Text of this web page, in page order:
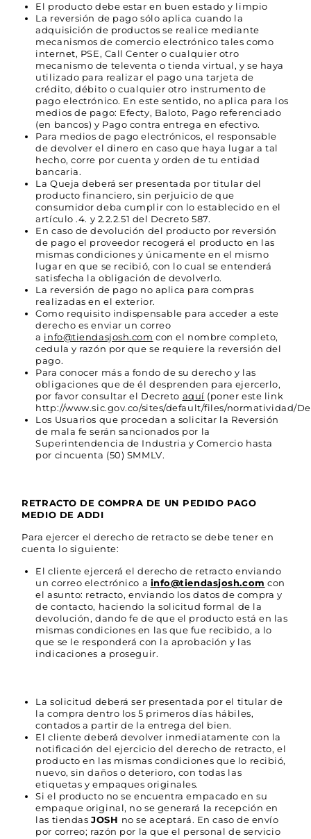
El producto debe estar en buen estado y limpio
La reversión de pago sólo aplica cuando la
adquisición de productos se realice mediante
mecanismos de comercio electrónico tales como
internet, PSE, Call Center o cualquier otro
mecanismo de televenta o tienda virtual, y se haya
utilizado para realizar el pago una tarjeta de
crédito, débito o cualquier otro instrumento de
pago electrónico. En este sentido, no aplica para los
medios de pago: Efecty, Baloto, Pago referenciado
(en bancos) y Pago contra entrega en efectivo.
Para medios de pago electrónicos, el responsable
de devolver el dinero en caso que haya lugar a tal
hecho, corre por cuenta y orden de tu entidad
bancaria.
La Queja deberá ser presentada por titular del
producto financiero, sin perjuicio de que
consumidor deba cumplir con lo establecido en el
artículo .4. y 2.2.2.51 del Decreto 587.
En caso de devolución del producto por reversión
de pago el proveedor recogerá el producto en las
mismas condiciones y únicamente en el mismo
lugar en que se recibió, con lo cual se entenderá
satisfecha la obligación de devolverlo.
La reversión de pago no aplica para compras
realizadas en el exterior.
Como requisito indispensable para acceder a este
derecho es enviar un correo
a info@tiendasjosh.com con el nombre completo,
cedula y razón por que se requiere la reversión del
pago.
Para conocer más a fondo de su derecho y las
obligaciones que de él desprenden para ejercerlo,
por favor consultar el Decreto aquí (poner este link
http://www.sic.gov.co/sites/default/files/normatividad/
Los Usuarios que procedan a solicitar la Reversión
de mala fe serán sancionados por la
Superintendencia de Industria y Comercio hasta
por cincuenta (50) SMMLV.
RETRACTO DE COMPRA DE UN PEDIDO PAGO
MEDIO DE ADDI
Para ejercer el derecho de retracto se debe tener en
cuenta lo siguiente:
El cliente ejercerá el derecho de retracto enviando
un correo electrónico a info@tiendasjosh.com con
el asunto: retracto, enviando los datos de compra y
de contacto, haciendo la solicitud formal de la
devolución, dando fe de que el producto está en las
mismas condiciones en las que fue recibido, a lo
que se le responderá con la aprobación y las
indicaciones a proseguir.
La solicitud deberá ser presentada por el titular de
la compra dentro los 5 primeros días hábiles,
contados a partir de la entrega del bien.
El cliente deberá devolver inmediatamente con la
notificación del ejercicio del derecho de retracto, el
producto en las mismas condiciones que lo recibió,
nuevo, sin daños o deterioro, con todas las
etiquetas y empaques originales.
Si el producto no se encuentra empacado en su
empaque original, no se generará la recepción en
las tiendas JOSH no se aceptará. En caso de envío
por correo; razón por la que el personal de servicio